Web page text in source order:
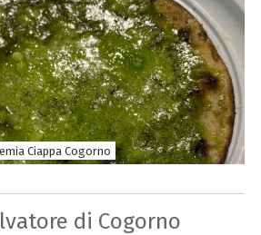
Ciappa Cogorno
di Cogorno